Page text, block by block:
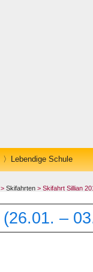
Lebendige Schule
> Skifahrten > Skifahrt Sillian
–